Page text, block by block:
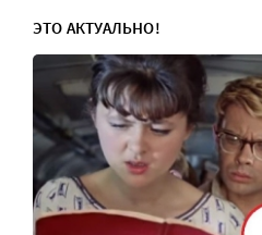
ЭТО АКТУАЛЬНО!